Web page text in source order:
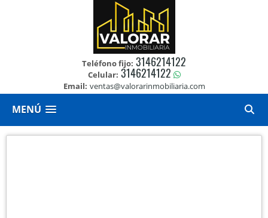
Teléfono fijo: 3146214122
Celular: 3146214122
Email: ventas@valorarinmobiliaria.com
MENÚ